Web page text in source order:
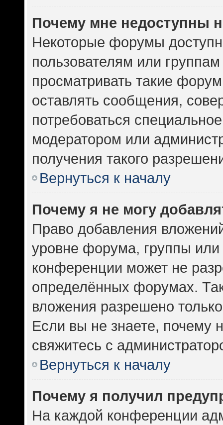
Почему мне недоступны
Некоторые форумы
пользователям или
просматривать такие
оставлять сообщения,
потребоваться
модератором или
получения такого
Вернуться к началу
Почему я не могу
Право добавления
уровне форума, группы или
конференции может не
определённых форумах.
вложения разрешено
Если вы не знаете, почему
свяжитесь с
Вернуться к началу
Почему я получил
На каждой конференции